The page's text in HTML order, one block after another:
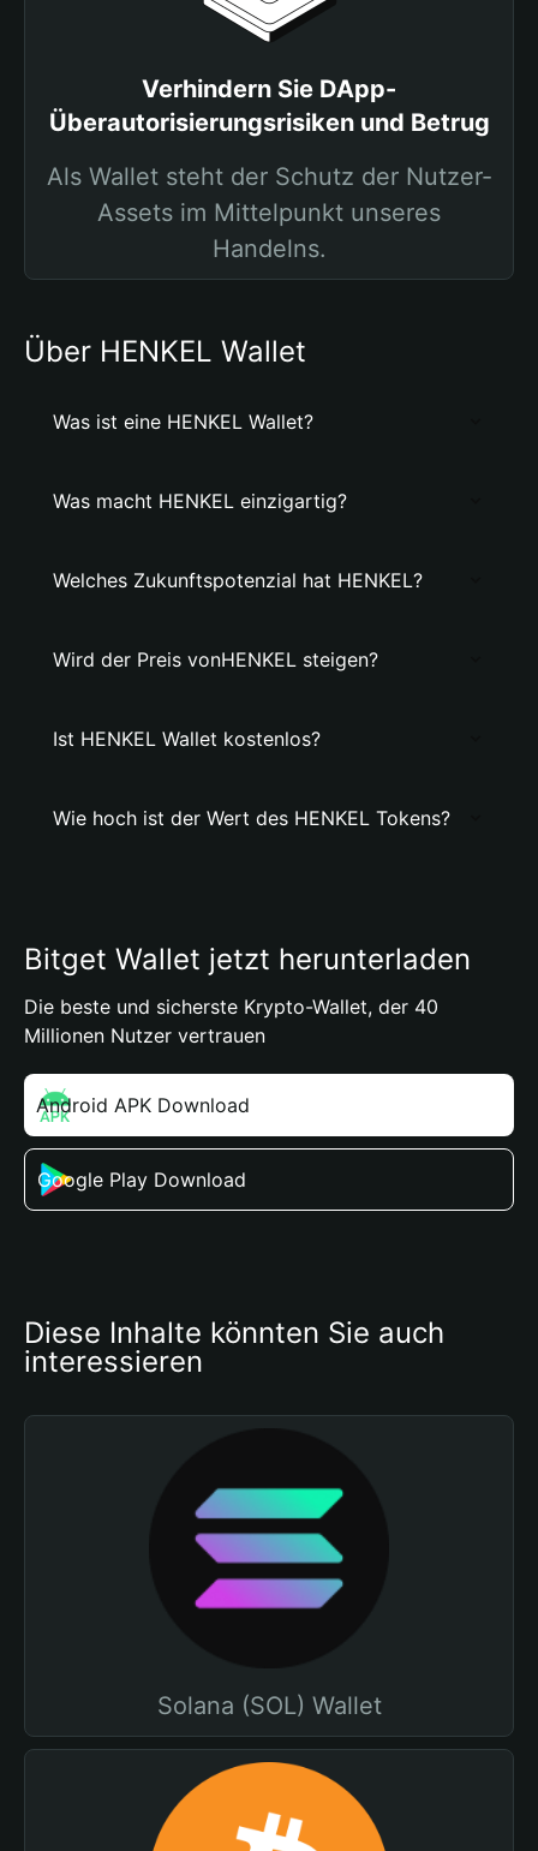
Verhindern Sie DApp-
Überautorisierungsrisiken und Betrug
Als Wallet steht der Schutz der Nutzer-
Assets im Mittelpunkt unseres
Handelns.
Über HENKEL Wallet
Was ist eine HENKEL Wallet?
Was macht HENKEL einzigartig?
Welches Zukunftspotenzial hat HENKEL?
Wird der Preis vonHENKEL steigen?
Ist HENKEL Wallet kostenlos?
Wie hoch ist der Wert des HENKEL Tokens?
Bitget Wallet jetzt herunterladen
Die beste und sicherste Krypto-Wallet, der 40
Millionen Nutzer vertrauen
Android APK Download
Google Play Download
Diese Inhalte könnten Sie auch
interessieren
Solana (SOL) Wallet